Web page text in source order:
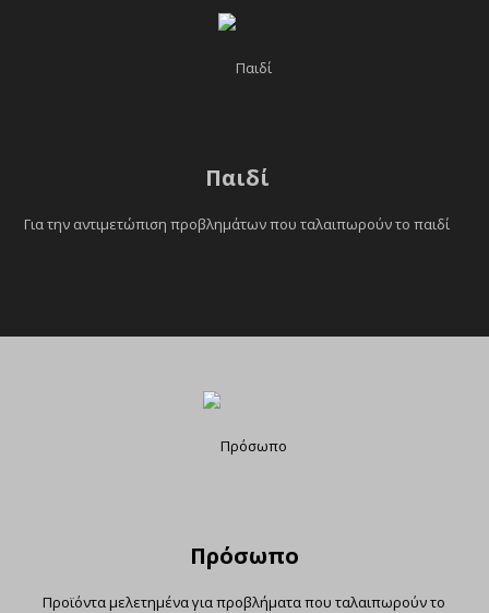
Παιδί
Για την αντιμετώπιση προβλημάτων που ταλαιπωρούν το παιδί
Πρόσωπο
Προϊόντα μελετημένα για προβλήματα που ταλαιπωρούν το